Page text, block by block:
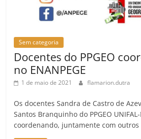
Sem categoria
Docentes do PPGEO
no ENANPEGE
1 de maio de 2021 flamarion.dutra
Os docentes Sandra de Castro de
Santos Branquinho do PPGEO
coordenando, juntamente com outros